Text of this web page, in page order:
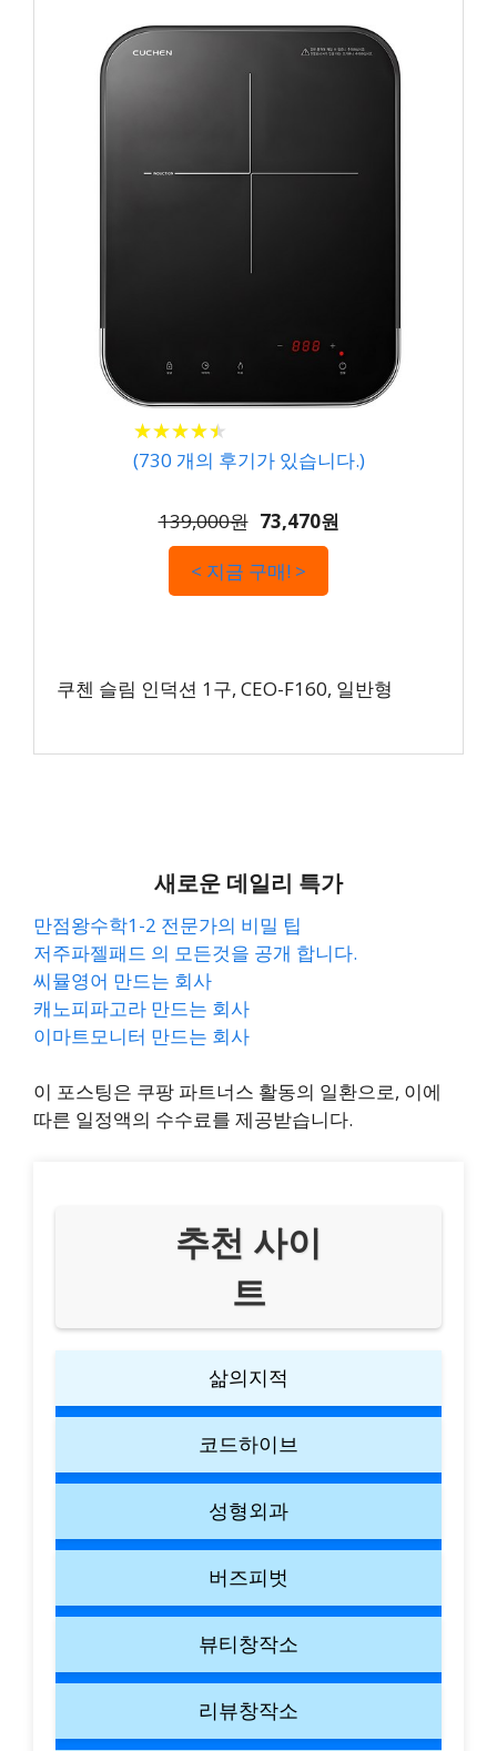
★★★★★
★★★★★
(730 개의 후기가 있습니다.)
139,000원 73,470원
< 지금 구매! >
쿠첸 슬림 인덕션 1구, CEO-F160, 일반형
새로운 데일리 특가
만점왕수학1-2 전문가의 비밀 팁
저주파젤패드 의 모든것을 공개 합니다.
씨뮬영어 만드는 회사
캐노피파고라 만드는 회사
이마트모니터 만드는 회사
이 포스팅은 쿠팡 파트너스 활동의 일환으로, 이에
따른 일정액의 수수료를 제공받습니다.
추천 사이
트
삶의지적
코드하이브
성형외과
버즈피벗
뷰티창작소
리뷰창작소